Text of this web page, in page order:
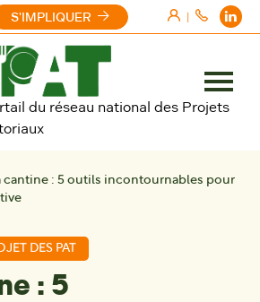
|
du réseau national des Projets
S'IMPLIQUER
Ouvrir
le
cantine : 5 outils incontournables pour
DES PAT
: 5